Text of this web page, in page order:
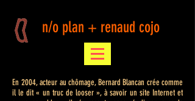
n/o plan + renaud cojo
En 2004, acteur au chômage, Bernard Blancan crée comme
il le dit « un truc de looser », à savoir un site Internet et